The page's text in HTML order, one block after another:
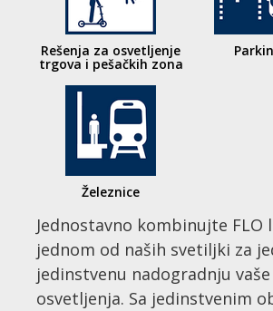
Rešenja za osvetljenje
trgova i pešačkih zona
Železnice
Jednostavno kombinujte FLO
jednom od naših svetiljki za
jedinstvenu nadogradnju
osvetljenja. Sa jedinstvenim